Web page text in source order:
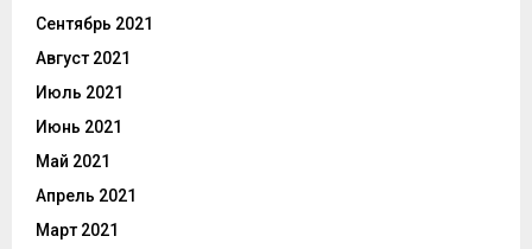
Сентябрь 2021
Август 2021
Июль 2021
Июнь 2021
Май 2021
Апрель 2021
Март 2021